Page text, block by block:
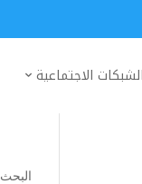
الاجتماعية
البحث